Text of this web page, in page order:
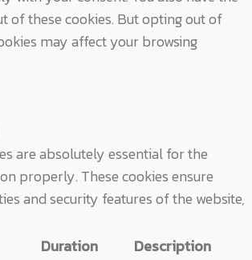
of these cookies. But opting out of
may affect your browsing
are absolutely essential for the
properly. These cookies ensure
and security features of the website,
Duration Description